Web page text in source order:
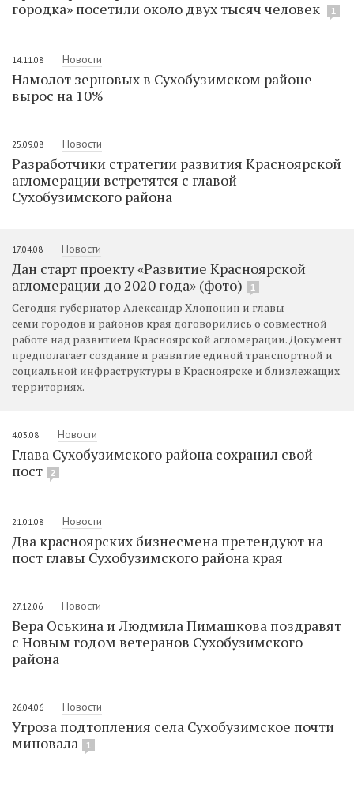
городка» посетили около двух тысяч человек
1
14.11.08 Новости
Намолот зерновых в Сухобузимском районе
вырос на 10%
25.09.08 Новости
Разработчики стратегии развития Красноярской
агломерации встретятся с главой
Сухобузимского района
17.04.08 Новости
Дан старт проекту «Развитие Красноярской
агломерации до 2020 года» (фото)
1
Сегодня губернатор Александр Хлопонин и главы
семи городов и районов края договорились о совместной
работе над развитием Красноярской агломерации. Документ
предполагает создание и развитие единой транспортной и
социальной инфраструктуры в Красноярске и близлежащих
территориях.
4.03.08 Новости
Глава Сухобузимского района сохранил свой
пост
2
21.01.08 Новости
Два красноярских бизнесмена претендуют на
пост главы Сухобузимского района края
27.12.06 Новости
Вера Оськина и Людмила Пимашкова поздравят
с Новым годом ветеранов Сухобузимского
района
26.04.06 Новости
Угроза подтопления села Сухобузимское почти
миновала
1